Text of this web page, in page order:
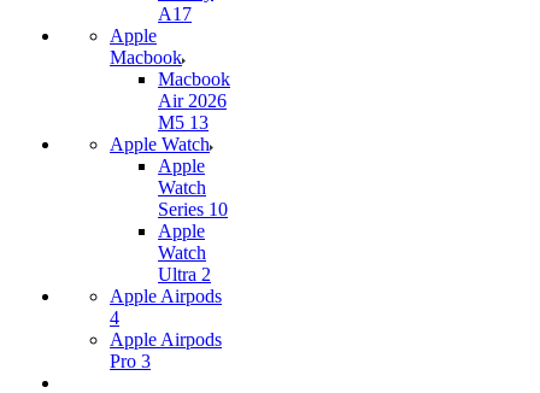
A17
Apple
Macbook
Macbook
Air 2026
M5 13
Apple Watch
Apple
Watch
Series 10
Apple
Watch
Ultra 2
Apple Airpods
4
Apple Airpods
Pro 3